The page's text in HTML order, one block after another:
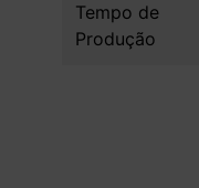
Tempo de
Produção